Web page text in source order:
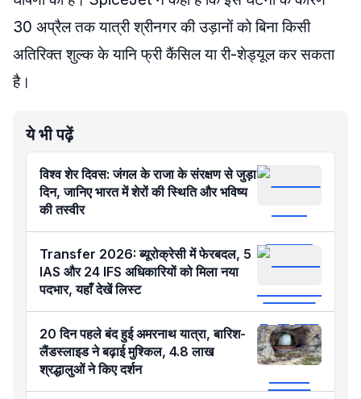
30 अप्रैल तक यात्री श्रीनगर की उड़ानों को बिना किसी
अतिरिक्त शुल्क के यानि फ्री कैंसिल या री-शेड्यूल कर सकता
है।
ये भी पढ़ें
विश्व शेर दिवस: जंगल के राजा के संरक्षण से जुड़ा
दिन, जानिए भारत में शेरों की स्थिति और भविष्य
की तस्वीर
Transfer 2026: ब्यूरोक्रेसी में फेरबदल, 5
IAS और 24 IFS अधिकारियों को मिला नया
पदभार, यहाँ देखें लिस्ट
20 दिन पहले बंद हुई अमरनाथ यात्रा, बारिश-
लैंडस्लाइड ने बढ़ाई मुश्किल, 4.8 लाख
श्रद्धालुओं ने किए दर्शन